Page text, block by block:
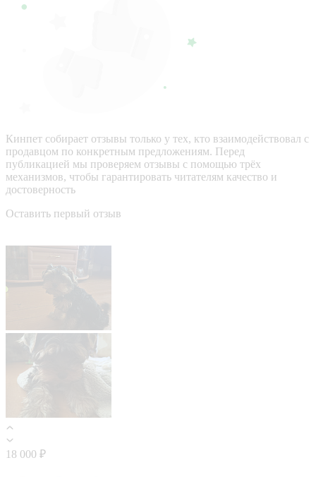
Кинпет собирает отзывы только у тех, кто взаимодействовал с
продавцом по конкретным предложениям. Перед
публикацией мы проверяем отзывы с помощью трёх
механизмов, чтобы гарантировать читателям качество и
достоверность
Оставить первый отзыв
18 000 ₽